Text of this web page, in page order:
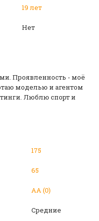
19 лет
Нет
Проявленность - моё
моделью и агентом
Люблю спорт и
175
65
АА (0)
Средние